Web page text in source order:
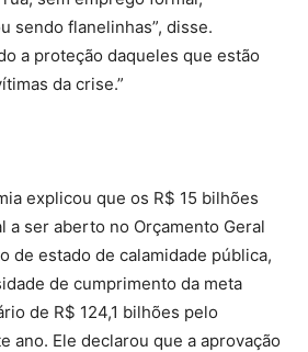
sendo flanelinhas”, disse.
a proteção daqueles que estão
da crise.”
explicou que os R$ 15 bilhões
a ser aberto no Orçamento Geral
de estado de calamidade pública,
de cumprimento da meta
de R$ 124,1 bilhões pelo
ano. Ele declarou que a aprovação